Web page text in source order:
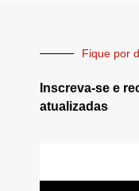
Fique por
Inscreva-se e
atualizadas